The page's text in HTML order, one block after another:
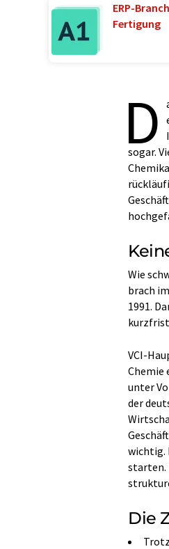
ERP-
Fertigung
D
sogar.
Wie
brach
1991.
VCI-
Chemie
unter
der
wichtig.
starten.
Die